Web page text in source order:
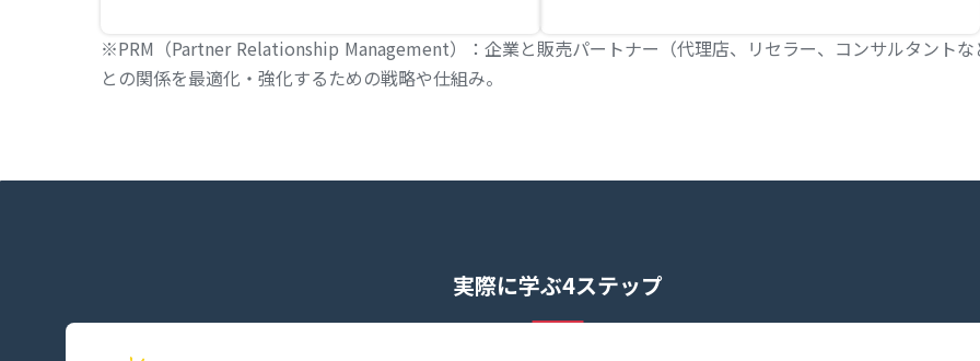
※PRM（Partner Relationship Management）：企業と販売パートナー（代理店、リセラー、コンサルタントな
との関係を最適化・強化するための戦略や仕組み。
実際に学ぶ4ステップ